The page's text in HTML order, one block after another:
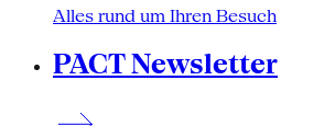
Alles rund um Ihren Besuch
PACT Newsletter